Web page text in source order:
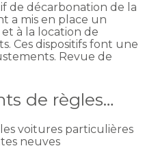
de décarbonation de la
a mis en place un
et à la location de
Ces dispositifs font une
Revue de
de règles…
voitures particulières
neuves